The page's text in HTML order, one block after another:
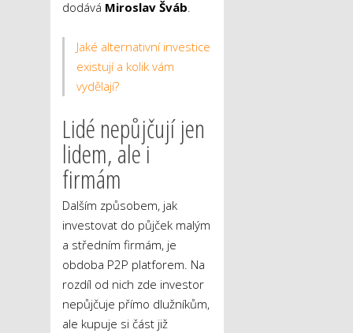
dodává Miroslav Šváb
Jaké alternativní investice
existují a kolik vám
vydělají?
Lidé nepůjčují jen
lidem, ale i
firmám
Dalším způsobem, jak
investovat do půjček malým
a středním firmám, je
obdoba P2P platforem. Na
rozdíl od nich zde investor
nepůjčuje přímo dlužníkům,
ale kupuje si část již